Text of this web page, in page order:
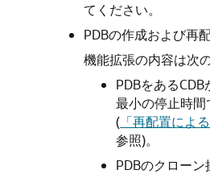
てください。
PDBの作成および再
機能拡張の内容は次
PDBをあるCDB
最小の停止時
( 「再配置によ
参照)。
PDBのクロー